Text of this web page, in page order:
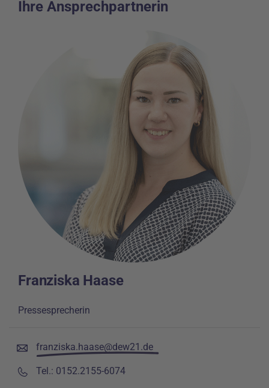
Ihre Ansprechpartnerin
Franziska Haase
Pressesprecherin
franziska.haase@dew21.de
Tel.: 0152.2155-6074